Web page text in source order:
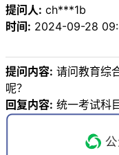
提问人: ch***1b
时间: 2024-09-28
提问内容: 请问教育综
呢？
回复内容: 统一考试科